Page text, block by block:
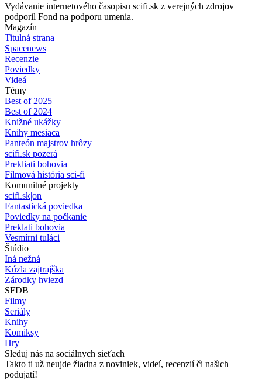
Vydávanie internetového časopisu scifi.sk z verejných zdrojov
podporil Fond na podporu umenia.
Magazín
Titulná strana
Spacenews
Recenzie
Poviedky
Videá
Témy
Best of 2025
Best of 2024
Knižné ukážky
Knihy mesiaca
Panteón majstrov hrôzy
scifi.sk pozerá
Prekliati bohovia
Filmová história sci-fi
Komunitné projekty
scifi.sk|on
Fantastická poviedka
Poviedky na počkanie
Preklati bohovia
Vesmírni tuláci
Štúdio
Iná nežná
Kúzla zajtrajška
Zárodky hviezd
SFDB
Filmy
Seriály
Knihy
Komiksy
Hry
Sleduj nás na sociálnych sieťach
Takto ti už neujde žiadna z noviniek, videí, recenzií či našich
podujatí!